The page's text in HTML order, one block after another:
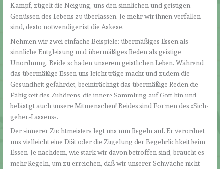
Kampf, zügelt die Neigung, uns den sinnlichen und geistigen
Genüssen des Lebens zu überlassen. Je mehr wir ihnen verfallen
sind, desto notwendiger ist die Askese.
Nehmen wir zwei einfache Beispiele: übermäßiges Essen als
sinnliche Entgleisung und übermäßiges Reden als geistige
Unordnung. Beide schaden unserem geistlichen Leben. Während
das übermäßige Essen uns leicht träge macht und zudem die
Gesundheit gefährdet, beeinträchtigt das übermäßige Reden die
Fähigkeit des Zuhörens, die innere Sammlung auf Gott hin und
belästigt auch unsere Mitmenschen! Beides sind Formen des »Sich-
gehen-Lassens«.
Der »innerer Zuchtmeister« legt uns nun Regeln auf. Er verordnet
uns vielleicht eine Diät oder die Zügelung der Begehrlichkeit beim
Essen. Je nachdem, wie stark wir davon betroffen sind, braucht es
mehr Regeln, um zu erreichen, daß wir unserer Schwäche nicht